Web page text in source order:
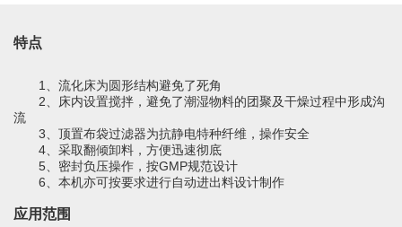
载体干燥系列
滚筒干燥系列
烘箱干燥系列
管束干燥系列
社会责任报告
社会责任
特点
1、流化床为圆形结构避免了死角
2、床内设置搅拌，避免了潮湿物料的团聚及干燥过程中形成沟
流
3、顶置布袋过滤器为抗静电特种纤维，操作安全
4、采取翻倾卸料，方便迅速彻底
5、密封负压操作，按GMP规范设计
6、本机亦可按要求进行自动进出料设计制作
应用范围